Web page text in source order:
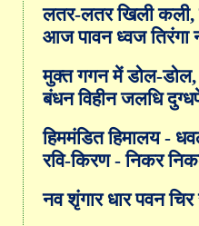
लतर-लतर खिली कली,
आज पावन ध्वज तिरंगा
मुक्त गगन में डोल-डोल
बंधन विहीन जलधि
हिममंडित हिमालय -
रवि-किरण - निकर
नवशृंगार धार पवन